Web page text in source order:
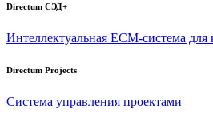
Directum СЭД+
Интеллектуальная ECM-система для
Directum Projects
Система управления проектами